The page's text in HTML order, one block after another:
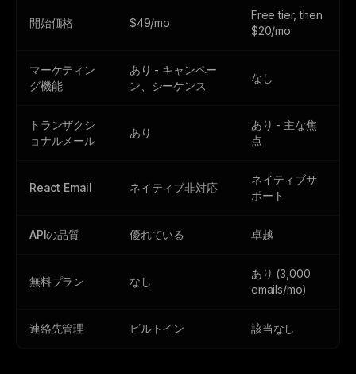
開始価格 $49/mo
Free tier, then
$20/mo
マーケティン
グ機能
あり - キャンペー
ン、シーケンス
なし
トランザクシ
ョナルメール
あり
あり - 主な焦
点
React Email ネイティブ非対応
ネイティブサ
ポート
APIの品質 優れている 卓越
無料プラン なし
あり (3,000
emails/mo)
連絡先管理 ビルトイン 該当なし